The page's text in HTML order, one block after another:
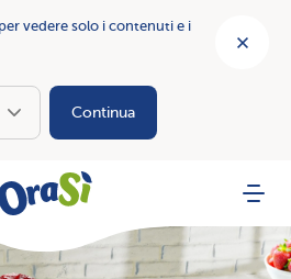
vedere solo i contenuti e i
Continua
Menu